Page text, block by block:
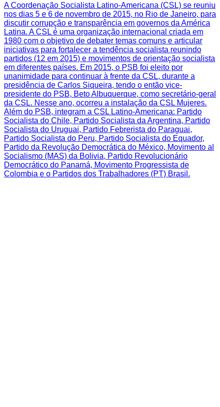
A Coordenação Socialista Latino-Americana (CSL) se reuniu
nos dias 5 e 6 de novembro de 2015, no Rio de Janeiro, para
discutir corrupção e transparência em governos da América
Latina. A CSL é uma organização internacional criada em
1980 com o objetivo de debater temas comuns e articular
iniciativas para fortalecer a tendência socialista reunindo
partidos (12 em 2015) e movimentos de orientação socialista
em diferentes países. Em 2015, o PSB foi eleito por
unanimidade para continuar à frente da CSL, durante a
presidência de Carlos Siqueira, tendo o então vice-
presidente do PSB, Beto Albuquerque, como secretário-geral
da CSL. Nesse ano, ocorreu a instalação da CSL Mujeres.
Além do PSB, integram a CSL Latino-Americana: Partido
Socialista do Chile, Partido Socialista da Argentina, Partido
Socialista do Uruguai, Partido Febrerista do Paraguai,
Partido Socialista do Peru, Partido Socialista do Equador,
Partido da Revolução Democrática do México, Movimento al
Socialismo (MAS) da Bolivia, Partido Revolucionário
Democrático do Panamá, Movimento Progressista de
Colombia e o Partidos dos Trabalhadores (PT) Brasil.